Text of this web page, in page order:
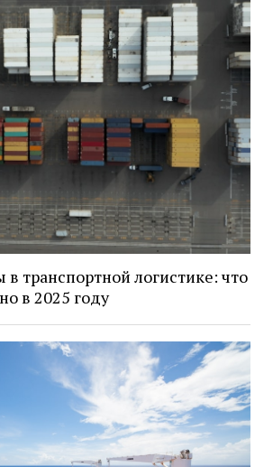
транспортной логистике: что
в 2025 году